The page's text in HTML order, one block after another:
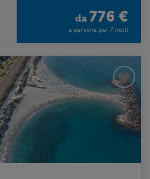
da 776 €
a persona per 7 notti